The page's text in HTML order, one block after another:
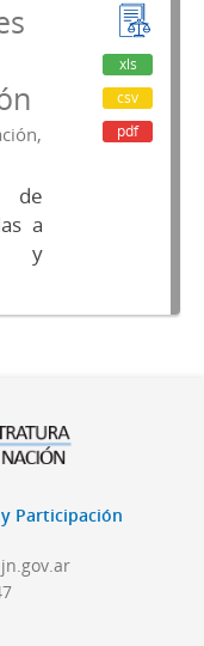
de
a
y
xls
csv
pdf
Participación